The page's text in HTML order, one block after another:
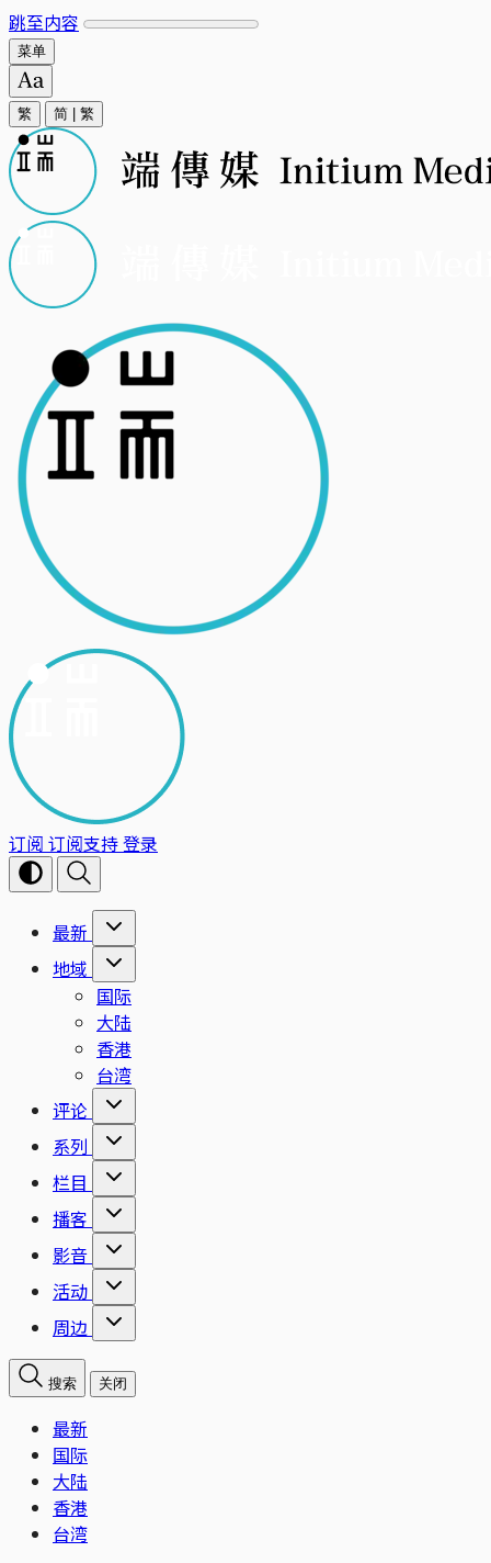
跳至内容
菜单
繁 简 繁
订阅 订阅支持登录
最新
地域
国际
大陆
香港
台湾
评论
系列
栏目
播客
影音
活动
周边
搜索 关闭
最新
国际
大陆
香港
台湾